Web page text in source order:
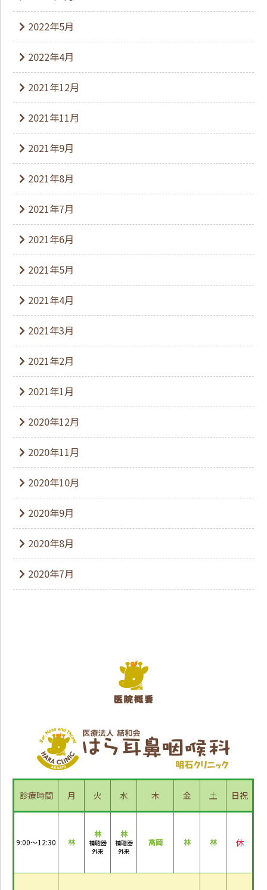
2022年5月
2022年4月
2021年12月
2021年11月
2021年9月
2021年8月
2021年7月
2021年6月
2021年5月
2021年4月
2021年3月
2021年2月
2021年1月
2020年12月
2020年11月
2020年10月
2020年9月
2020年8月
2020年7月
診療時間 月 火 水 木 金 土 日祝
9:00～12:30 林
林
補聴器
外来
林
補聴器
外来
髙岡 林 林 休